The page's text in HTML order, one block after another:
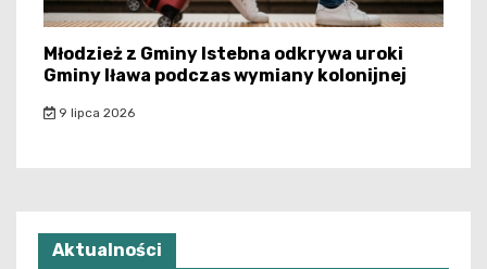
Młodzież z Gminy Istebna odkrywa uroki
Gminy Iława podczas wymiany kolonijnej
9 lipca 2026
Aktualności